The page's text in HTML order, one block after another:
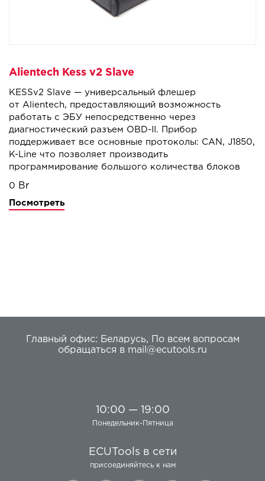
Alientech Kess v2 Slave
KESSv2 Slave — универсальный флешер
от Alientech, предоставляющий возможность
работать с ЭБУ непосредственно через
диагностический разъем OBD-II. Прибор
поддерживает все основные протоколы: CAN, J1850,
K-Line что позволяет производить
программирование большого количества блоков
KESSv2 прост в использовании и обеспечивает
0
Посмотреть
Главный офис: Беларусь,
По всем вопросам
обращаться в mail@ecutools.ru
10:00 — 19:00
Понедельник-Пятница
ECUTools в сети
присоединяйтесь к нам